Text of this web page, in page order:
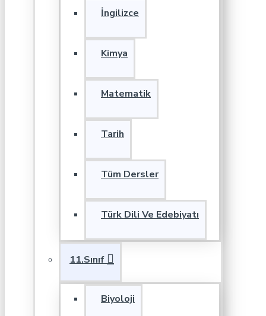
İngilizce
Kimya
Matematik
Tarih
Tüm Dersler
Türk Dili Ve Edebiyatı
11.Sınıf
Biyoloji